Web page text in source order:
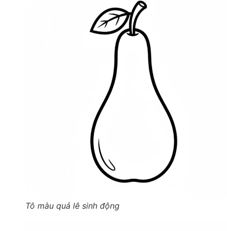
Tô màu quả lê sinh động